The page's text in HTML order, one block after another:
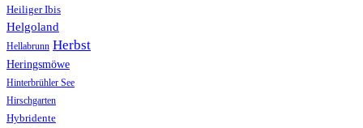
Heiliger Ibis
Helgoland
Hellabrunn Herbst
Heringsmöwe
Hinterbrühler See
Hirschgarten
Hybridente